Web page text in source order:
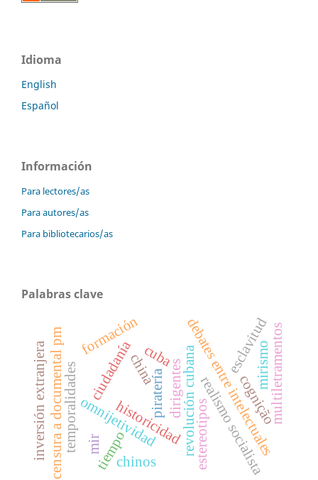
Idioma
English
Español
Información
Para lectores/as
Para autores/as
Para bibliotecarios/as
Palabras clave
historicidad
omnijetividad revolución cubana
temporalidades tiempo
censura a documental pm debates entre intelectuales
realismo socialista
china
inversión extranjera ciudadanía dirigentes
formación
chinos
cuba esclavitud
estereotipos
piratería cogniçãomultiletramentos
mirismo
mir